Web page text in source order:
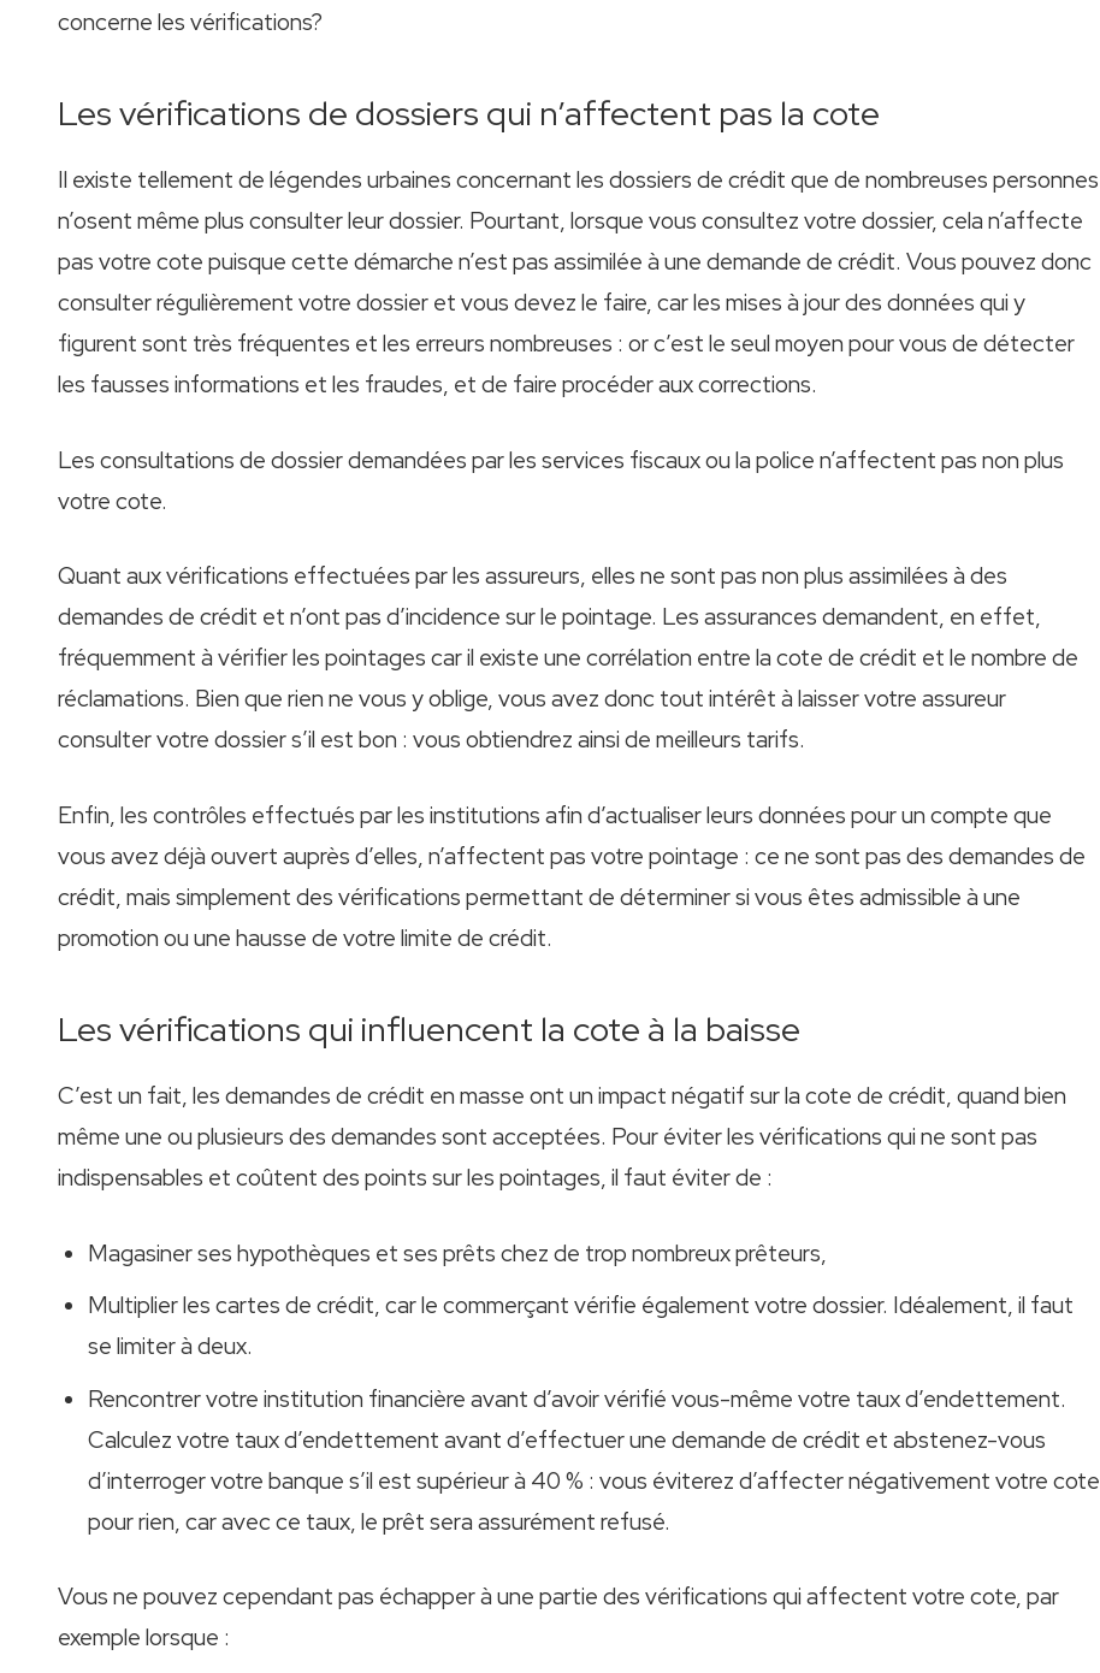
concerne les vérifications?
Les vérifications de dossiers qui n’affectent pas la cote
Il existe tellement de légendes urbaines concernant les dossiers de crédit que de nombreuses personnes
n’osent même plus consulter leur dossier. Pourtant, lorsque vous consultez votre dossier, cela n’affecte
pas votre cote puisque cette démarche n’est pas assimilée à une demande de crédit. Vous pouvez donc
consulter régulièrement votre dossier et vous devez le faire, car les mises à jour des données qui y
figurent sont très fréquentes et les erreurs nombreuses : or c’est le seul moyen pour vous de détecter
les fausses informations et les fraudes, et de faire procéder aux corrections.
Les consultations de dossier demandées par les services fiscaux ou la police n’affectent pas non plus
votre cote.
Quant aux vérifications effectuées par les assureurs, elles ne sont pas non plus assimilées à des
demandes de crédit et n’ont pas d’incidence sur le pointage. Les assurances demandent, en effet,
fréquemment à vérifier les pointages car il existe une corrélation entre la cote de crédit et le nombre de
réclamations. Bien que rien ne vous y oblige, vous avez donc tout intérêt à laisser votre assureur
consulter votre dossier s’il est bon : vous obtiendrez ainsi de meilleurs tarifs.
Enfin, les contrôles effectués par les institutions afin d’actualiser leurs données pour un compte que
vous avez déjà ouvert auprès d’elles, n’affectent pas votre pointage : ce ne sont pas des demandes de
crédit, mais simplement des vérifications permettant de déterminer si vous êtes admissible à une
promotion ou une hausse de votre limite de crédit.
Les vérifications qui influencent la cote à la baisse
C’est un fait, les demandes de crédit en masse ont un impact négatif sur la cote de crédit, quand bien
même une ou plusieurs des demandes sont acceptées. Pour éviter les vérifications qui ne sont pas
indispensables et coûtent des points sur les pointages, il faut éviter de :
Magasiner ses hypothèques et ses prêts chez de trop nombreux prêteurs,
Multiplier les cartes de crédit, car le commerçant vérifie également votre dossier. Idéalement, il faut
se limiter à deux.
Rencontrer votre institution financière avant d’avoir vérifié vous-même votre taux d’endettement.
Calculez votre taux d’endettement avant d’effectuer une demande de crédit et abstenez-vous
d’interroger votre banque s’il est supérieur à 40 % : vous éviterez d’affecter négativement votre cote
pour rien, car avec ce taux, le prêt sera assurément refusé.
Vous ne pouvez cependant pas échapper à une partie des vérifications qui affectent votre cote, par
exemple lorsque :